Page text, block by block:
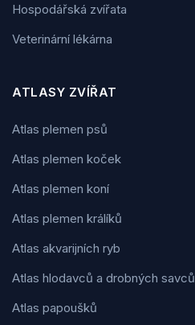
Hospodářská zvířata
Veterinární lékárna
ATLASY ZVÍŘAT
Atlas plemen psů
Atlas plemen koček
Atlas plemen koní
Atlas plemen králíků
Atlas akvarijních ryb
Atlas hlodavců a drobných savců
Atlas papoušků